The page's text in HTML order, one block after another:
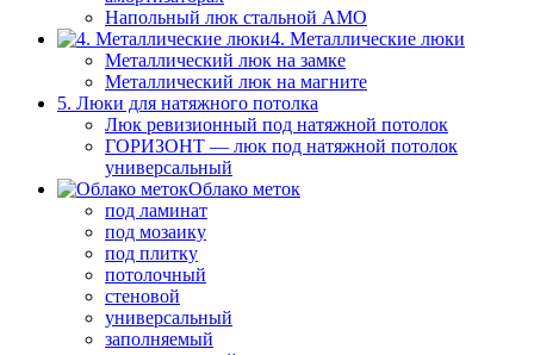
Напольный люк стальной АМО
4. Металлические люки
Металлический люк на замке
Металлический люк на магните
5. Люки для натяжного потолка
Люк ревизионный под натяжной потолок
ГОРИЗОНТ — люк под натяжной потолок
универсальный
Облако меток
под ламинат
под мозаику
под плитку
потолочный
стеновой
универсальный
заполняемый